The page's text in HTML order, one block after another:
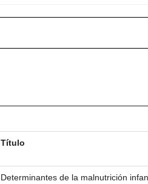
Título
Determinantes de la malnutrición